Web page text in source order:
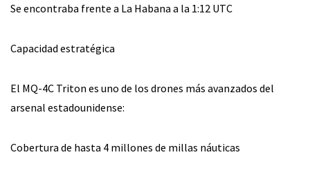
Se encontraba frente a La Habana a la 1:12 UTC
Capacidad estratégica
El MQ-4C Triton es uno de los drones más avanzados del
arsenal estadounidense:
Cobertura de hasta 4 millones de millas náuticas